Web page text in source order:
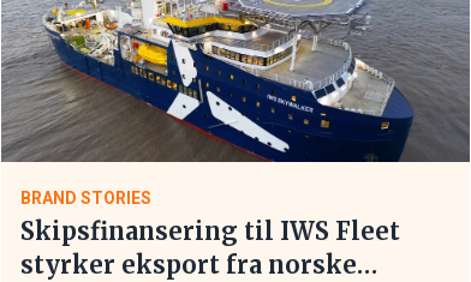
BRAND STORIES
Skipsfinansering til IWS Fleet
styrker eksport fra norske